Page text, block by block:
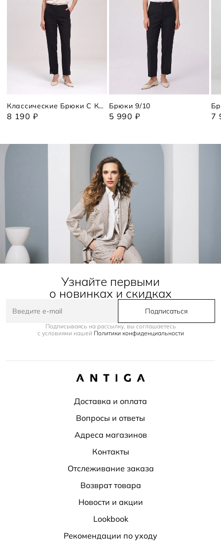
Классические Брюки С Кружевом
8 190 ₽
Брюки 9/10
5 990 ₽ 7
Узнайте первыми
о новинках и скидках
Подписаться
Подписываясь на рассылку, вы соглашаетесь
с условиями нашей Политики конфиденциальности
Доставка и оплата
Вопросы и ответы
Адреса магазинов
Контакты
Отслеживание заказа
Возврат товара
Новости и акции
Lookbook
Рекомендации по уходу